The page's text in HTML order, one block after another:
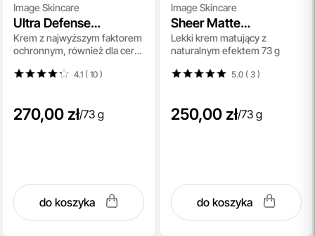
Image Skincare
Ultra Defense
Moisturizer SPF 50
Krem z najwyższym faktorem
ochronnym, również dla cer
4.1 ( 10)
270,00 zł/73 g
do koszyka
Image Skincare
Sheer Matte
Moisturizer SPF 30
Lekki krem matujący z
naturalnym efektem 73 g
5.0 ( 3)
250,00 zł/73 g
do koszyka